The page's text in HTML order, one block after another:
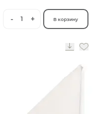
- 1 + В корзину